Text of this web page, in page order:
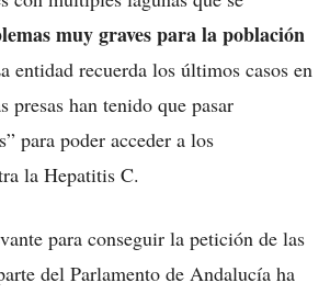
muy graves para la población
entidad recuerda los últimos casos en
presas han tenido que pasar
para poder acceder a los
la Hepatitis C.
para conseguir la petición de las
del Parlamento de Andalucía ha